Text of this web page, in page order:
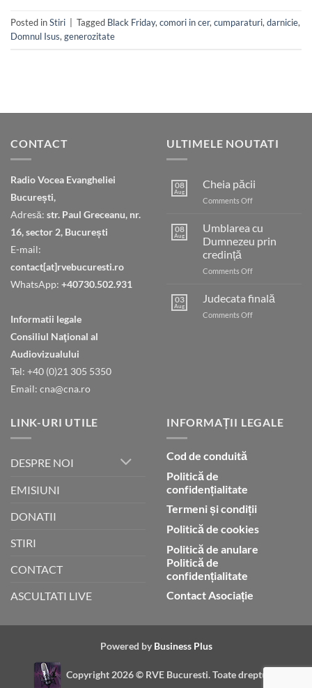
Posted inStiri Tagged Black Friday, comori in cer, cumparaturi, darnicie,
Domnul Isus, generozitate
CONTACT
Radio Vocea Evangheliei
București,
Adresă: str. Paul Greceanu, nr.
16, sector 2, București
E-mail:
contact[at]rvebucuresti.ro
WhatsApp: +40730.502.931
Informatii legale
Consiliul Naţional al
Audiovizualului
Tel: +40 (0)21 305 5350
Email: cna@cna.ro
ULTIMELE NOUTATI
08
Aug
Cheia păcii
Comments Offon
08
Aug
Umblarea cu
Dumnezeu prin
credință
Comments Offon
cu
Dumnezeu
prin
03
Aug
Judecata finală
Comments Offon
LINK-URI UTILE
DESPRE NOI
EMISIUNI
DONATII
STIRI
CONTACT
ASCULTATI LIVE
INFORMAȚII LEGALE
Cod de conduită
Politică de
confidențialitate
Termeni și condiții
Politică de cookies
Politică de anulare
Politică de
confidențialitate
Contact Asociație
Powered by Business Plus
Copyright 2026 © RVE Bucuresti. Toate drepturile